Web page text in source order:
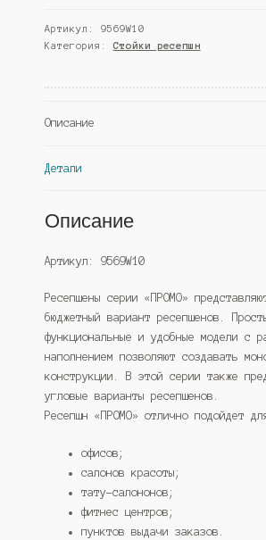
№4,
Черный
Артикул: 9569W10
Категория: Стойки ресепшн
Описание
Детали
Описание
Артикул: 9569W10
Ресепшены серии «ПРОМО»
бюджетный вариант ресепшенов.
функциональные и удобные модели с
наполнением позволяют создавать
конструкции. В этой серии также
угловые варианты ресепшенов.
Ресепшн «ПРОМО» отлично подойдет
офисов;
салонов красоты;
тату-салононов;
фитнес центров;
пунктов выдачи заказов.